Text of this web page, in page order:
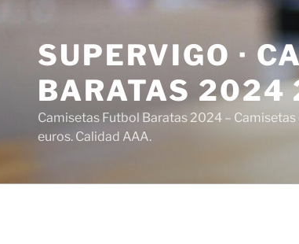
SUPERVIGO ·
BARATAS
Camisetas Futbol Baratas 2024 –
euros. Calidad AAA.